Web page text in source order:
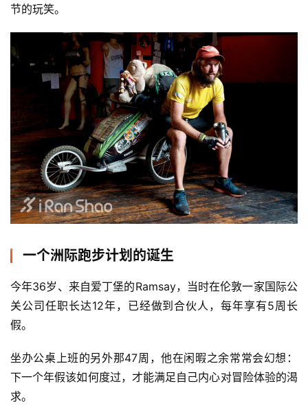
节的玩笑。
一个洲际跑步计划的诞生
今年36岁、来自爱丁堡的Ramsay，当时在伦敦一家国际公
关公司任职长达12年，已经做到合伙人，每年享有5周长
假。
坐办公桌上班的另外那47周，他在闲暇之余常常会幻想：
下一个年假该如何度过，才能满足自己内心对冒险体验的渴
求。